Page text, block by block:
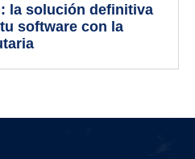
la solución definitiva
software con la